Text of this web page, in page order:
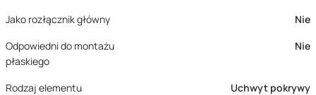
Jako rozłącznik główny
Nie
Odpowiedni do montażu
płaskiego
Nie
Rodzaj elementu Uchwyt pokrywy